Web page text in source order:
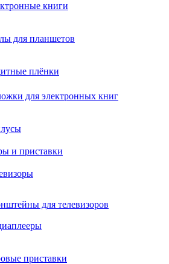
книги
для планшетов
плёнки
для электронных книг
и приставки
для телевизоров
приставки